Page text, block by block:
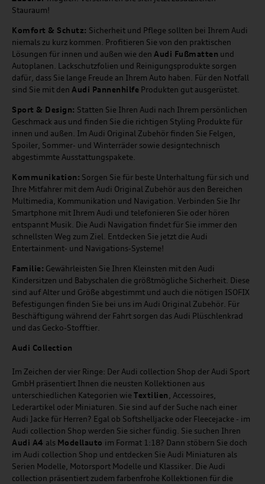
Stauraum!
Komfort & Schutz: Sicherheit und Pflege sollten bei Ihrem Audi
niemals zu kurz kommen. Profitieren Sie von den praktischen
Lösungen für innen und außen wie den Audi Fußmatten und
Autoplanen. Lackschutzfolien und Reinigungsprodukte sorgen
dafür, dass Sie lange Freude an Ihrem Auto haben. Für den Notfall
sind Sie mit den Audi Pannenhilfe Produkten gut ausgerüstet.
Sport & Design: Statten Sie Ihren Audi nach Ihrem persönlichen
Geschmack aus und finden Sie die richtigen Styling Produkte für
innen und außen. Im Audi Original Zubehör finden Sie Felgen,
Spoiler, Sommer- und Winterräder sowie designtechnisch
abgestimmte Ausstattungspakete.
Kommunikation: Sorgen Sie für beste Unterhaltung für sich und
Ihre Mitfahrer mit dem Audi Original Zubehör aus den Bereichen
Multimedia, Kommunikation und Navigation. Verbinden Sie Ihr
Smartphone mit Ihrem Audi und telefonieren Sie oder hören
entspannt Musik. Die Audi Navigation findet für Sie immer den
schnellsten Weg zum Ziel. Entdecken Sie jetzt die Audi
Entertainment- und Navigations-Systeme!
Familie: Gewährleisten Sie Ihren Kleinsten mit den Audi
Kindersitzen und Babyschalen die größtmögliche Sicherheit. Diese
sind auf Alter und Größe abgestimmt und auch die nötigen ISOFIX
Befestigungen finden Sie bei uns im Audi Original Zubehör. Für
Beschäftigung während der Fahrt sorgen das Audi Plüschlenkrad
und das Gecko-Stofftier.
Audi Collection
Im Zeichen der vier Ringe: Der Audi collection Shop der Audi Sport
GmbH präsentiert Ihnen die neusten Kollektionen aus
unterschiedlichen Kategorien wie Textilien , Accessoires,
Lederartikel oder Miniaturen. Sie sind auf der Suche nach einer
Audi Jacke für Herren? Egal ob Softshelljacke oder Fleecejacke - im
Audi collection Shop werden Sie sicher fündig. Sie suchen Ihren
Audi A4 als Modellauto im Format 1:18? Dann stöbern Sie doch
im Audi collection Shop und entdecken Sie Audi Miniaturen als
Serien Modelle, Motorsport Modelle und Klassiker. Die Audi
collection präsentiert zudem farbenfrohe Kollektionen für die